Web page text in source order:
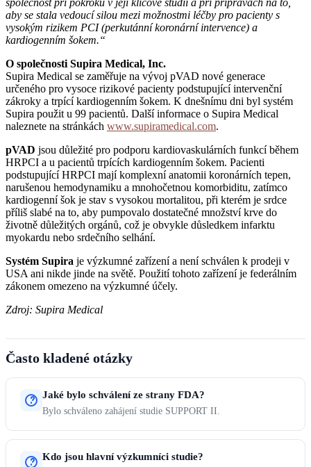
aby se stala vedoucí silou mezi možnostmi léčby pro pacienty s
vysokým rizikem PCI (perkutánní koronární intervence) a
kardiogenním šokem.“
O společnosti Supira Medical, Inc.
Supira Medical se zaměřuje na vývoj pVAD nové generace
určeného pro vysoce rizikové pacienty podstupující intervenční
zákroky a trpící kardiogenním šokem. K dnešnímu dni byl systém
Supira použit u 99 pacientů. Další informace o Supira Medical
naleznete na stránkách www.supiramedical.com.
pVAD jsou důležité pro podporu kardiovaskulárních funkcí během
HRPCI a u pacientů trpících kardiogenním šokem. Pacienti
podstupující HRPCI mají komplexní anatomii koronárních tepen,
narušenou hemodynamiku a mnohočetnou komorbiditu, zatímco
kardiogenní šok je stav s vysokou mortalitou, při kterém je srdce
příliš slabé na to, aby pumpovalo dostatečné množství krve do
životně důležitých orgánů, což je obvykle důsledkem infarktu
myokardu nebo srdečního selhání.
Systém Supira je výzkumné zařízení a není schválen k prodeji v
USA ani nikde jinde na světě. Použití tohoto zařízení je federálním
zákonem omezeno na výzkumné účely.
Zdroj: Supira Medical
Často kladené otázky
Jaké bylo schválení ze strany FDA?
Bylo schváleno zahájení studie SUPPORT II.
Kdo jsou hlavní výzkumníci studie?